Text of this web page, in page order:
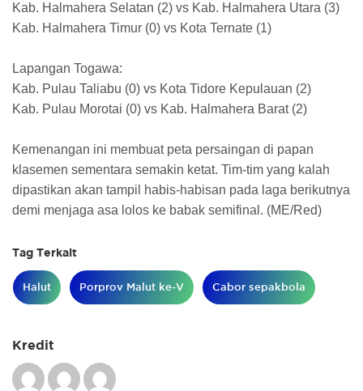
​Kab. Halmahera Selatan (2) vs Kab. Halmahera Utara (3)
​Kab. Halmahera Timur (0) vs Kota Ternate (1)
Lapangan Togawa:
​Kab. Pulau Taliabu (0) vs Kota Tidore Kepulauan (2)
​Kab. Pulau Morotai (0) vs Kab. Halmahera Barat (2)
Kemenangan ini membuat peta persaingan di papan
klasemen sementara semakin ketat. Tim-tim yang kalah
dipastikan akan tampil habis-habisan pada laga berikutnya
demi menjaga asa lolos ke babak semifinal. (ME/Red)
Tag Terkait
Halut Porprov Malut ke-V Cabor sepakbola
Kredit